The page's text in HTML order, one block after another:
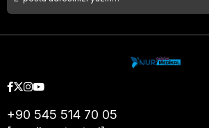
+90 545 514 70 05